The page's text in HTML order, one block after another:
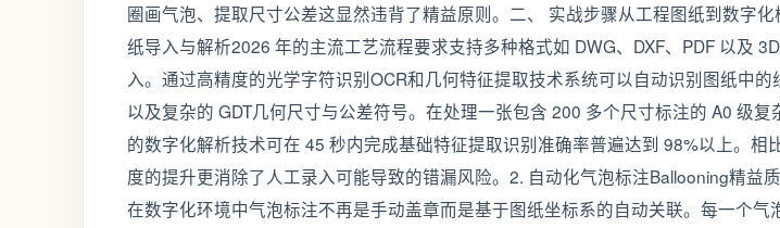
圈画气泡、提取尺寸公差这显然违背了精益原则。二、 实战步骤从工程图纸到数字
纸导入与解析2026 年的主流工艺流程要求支持多种格式如 DWG、DXF、PDF 以及
入。通过高精度的光学字符识别OCR和几何特征提取技术系统可以自动识别图纸中
以及复杂的 GDT几何尺寸与公差符号。在处理一张包含 200 多个尺寸标注的 A0 级复
的数字化解析技术可在 45 秒内完成基础特征提取识别准确率普遍达到 98%以上。相
度的提升更消除了人工录入可能导致的错漏风险。2. 自动化气泡标注Ballooning精益
在数字化环境中气泡标注不再是手动盖章而是基于图纸坐标系的自动关联。每一个气